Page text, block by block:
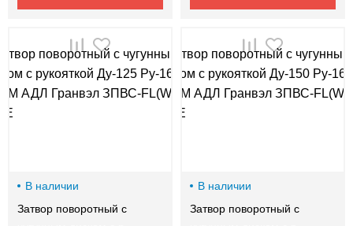
В наличии
Затвор поворотный с
В наличии
Затвор поворотный с